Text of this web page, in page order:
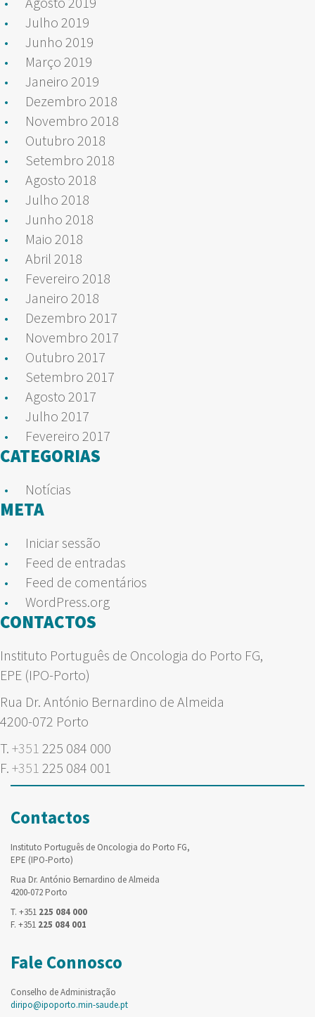
Julho 2019
Junho 2019
Março 2019
Janeiro 2019
Dezembro 2018
Novembro 2018
Outubro 2018
Setembro 2018
Agosto 2018
Julho 2018
Junho 2018
Maio 2018
Abril 2018
Fevereiro 2018
Janeiro 2018
Dezembro 2017
Novembro 2017
Outubro 2017
Setembro 2017
Agosto 2017
Julho 2017
Fevereiro 2017
CATEGORIAS
Notícias
META
Iniciar sessão
Feed de entradas
Feed de comentários
WordPress.org
CONTACTOS
Instituto Português de Oncologia do Porto FG,
EPE (IPO-Porto)
Rua Dr. António Bernardino de Almeida
4200-072 Porto
T. +351 225 084 000
F. +351 225 084 001
Contactos
Instituto Português de Oncologia do Porto FG,
EPE (IPO-Porto)
Rua Dr. António Bernardino de Almeida
4200-072 Porto
T. +351 225 084 000
F. +351 225 084 001
Fale Connosco
Conselho de Administração
diripo@ipoporto.min-saude.pt